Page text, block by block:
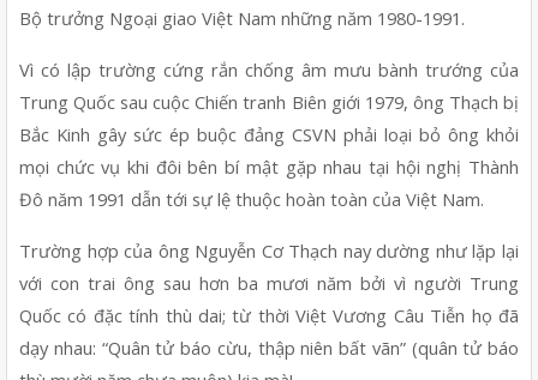
Bộ trưởng Ngoại giao Việt Nam những năm 1980-1991.
Vì có lập trường cứng rắn chống âm mưu bành trướng của
Trung Quốc sau cuộc Chiến tranh Biên giới 1979, ông Thạch bị
Bắc Kinh gây sức ép buộc đảng CSVN phải loại bỏ ông khỏi
mọi chức vụ khi đôi bên bí mật gặp nhau tại hội nghị Thành
Đô năm 1991 dẫn tới sự lệ thuộc hoàn toàn của Việt Nam.
Trường hợp của ông Nguyễn Cơ Thạch nay dường như lặp lại
với con trai ông sau hơn ba mươi năm bởi vì người Trung
Quốc có đặc tính thù dai; từ thời Việt Vương Câu Tiễn họ đã
dạy nhau: “Quân tử báo cừu, thập niên bất vãn” (quân tử báo